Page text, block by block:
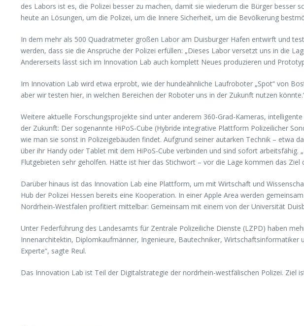
des Labors ist es, die Polizei besser zu machen, damit sie wiederum die Bürger
heute an Lösungen, um die Polizei, um die Innere Sicherheit, um die Bevölkerung
In dem mehr als 500 Quadratmeter großen Labor am Duisburger Hafen entwirft und
werden, dass sie die Ansprüche der Polizei erfüllen: „Dieses Labor versetzt uns in die
Andererseits lässt sich im Innovation Lab auch komplett Neues produzieren und
Im Innovation Lab wird etwa erprobt, wie der hundeähnliche Laufroboter „Spot“ von
aber wir testen hier, in welchen Bereichen der Roboter uns in der Zukunft nutzen
Weitere aktuelle Forschungsprojekte sind unter anderem 360-Grad-Kameras,
der Zukunft: Der sogenannte HiPoS-Cube (Hybride integrative Plattform Polizeilicher
wie man sie sonst in Polizeigebäuden findet. Aufgrund seiner autarken Technik – etwa
über ihr Handy oder Tablet mit dem HiPoS-Cube verbinden und sind sofort
Flutgebieten sehr geholfen. Hätte ist hier das Stichwort – vor die Lage kommen das Ziel
Darüber hinaus ist das Innovation Lab eine Plattform, um mit Wirtschaft und
Hub der Polizei Hessen bereits eine Kooperation. In einer Apple Area werden
Nordrhein-Westfalen profitiert mittelbar: Gemeinsam mit einem von der Universität
Unter Federführung des Landesamts für Zentrale Polizeiliche Dienste (LZPD) haben
Innenarchitektin, Diplomkaufmänner, Ingenieure, Bautechniker,
Experte“, sagte Reul.
Das Innovation Lab ist Teil der Digitalstrategie der nordrhein-westfälischen Polizei.